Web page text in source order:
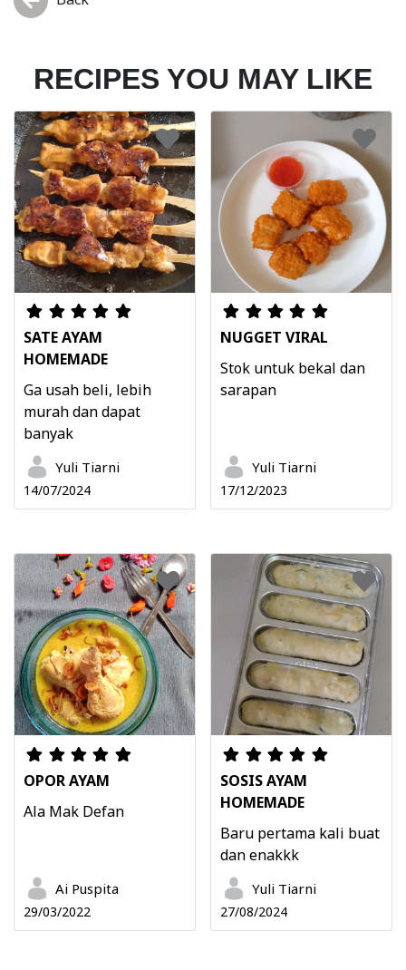
RECIPES YOU MAY LIKE
SATE AYAM
HOMEMADE
Ga usah beli, lebih
murah dan dapat
banyak
Yuli Tiarni
14/07/2024
NUGGET VIRAL
Stok untuk bekal dan
sarapan
Yuli Tiarni
17/12/2023
OPOR AYAM
Ala Mak Defan
Ai Puspita
29/03/2022
SOSIS AYAM
HOMEMADE
Baru pertama kali buat
dan enakkk
Yuli Tiarni
27/08/2024